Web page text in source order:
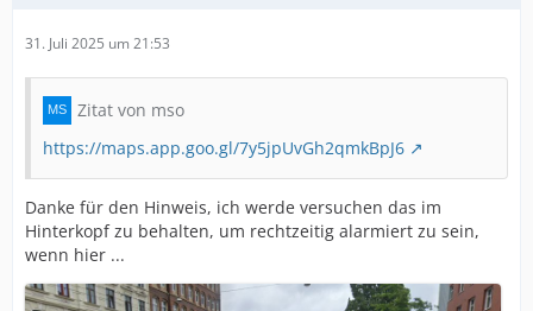
31. Juli 2025 um 21:53
Zitat von mso
https://maps.app.goo.gl/7y5jpUvGh2qmkBpJ6
Danke für den Hinweis, ich werde versuchen das im
Hinterkopf zu behalten, um rechtzeitig alarmiert zu sein,
wenn hier ...